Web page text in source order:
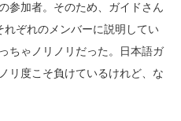
参加者。そのため、ガイドさん
ぞれのメンバーに説明してい
ちゃノリノリだった。日本語ガ
リ度こそ負けているけれど、な